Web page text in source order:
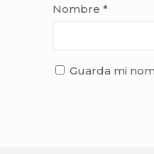
Nombre *
Guarda mi